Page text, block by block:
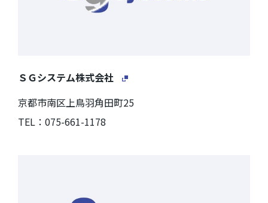
ＳＧシステム株式会社
京都市南区上鳥羽角田町25
TEL：075-661-1178